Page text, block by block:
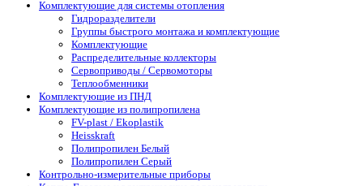
Комплектующие для системы отопления
Гидроразделители
Группы быстрого монтажа и комплектующие
Комплектующие
Распределительные коллекторы
Сервоприводы / Сервомоторы
Теплообменники
Комплектующие из ПНД
Комплектующие из полипропилена
FV-plast / Ekoplastik
Heisskraft
Полипропилен Белый
Полипропилен Серый
Контрольно-измерительные приборы